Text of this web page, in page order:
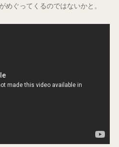
めぐってくるのではないかと。